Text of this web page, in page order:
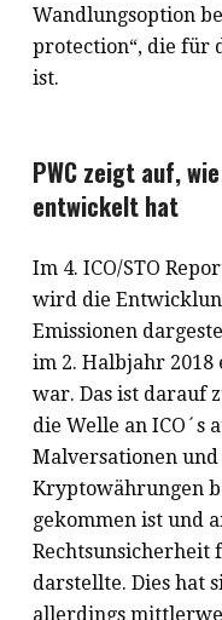
Wandlungsoption
protection“, die für
ist.
PWC zeigt auf,
entwickelt hat
Im 4. ICO/STO
wird die
Emissionen
im 2. Halbjahr 2018
war. Das ist darauf
die Welle an ICO´s
Malversationen
Kryptowährungen
gekommen ist und
Rechtsunsicherheit
darstellte. Dies hat
allerdings